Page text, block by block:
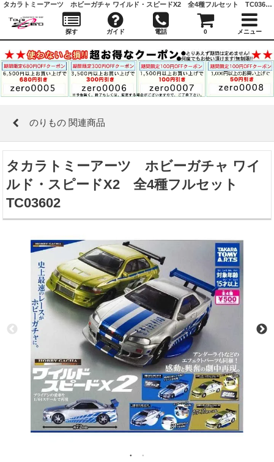
のりもの 関連商品
タカラトミーアーツ ホビーガチャ ワイ
ルド・スピードX2 全4種フルセット
TC03602
タカラトミーアーツ ホビーガチャ ワイルド・スピードX2 全4種フルセット TC03602 ｜ のりもの 関連商品 ｜ガシャポン,フィギュア,トミカ,食玩,販売,通販,大阪,日本橋, 『Toy's Zero』 トイズゼロ
探す ガイド 電話 0 メニュー